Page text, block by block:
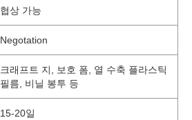
협상 가능
Negotation
크래프트 지, 보호 폼, 열 수축 플라스틱
필름, 비닐 봉투 등
15-20일